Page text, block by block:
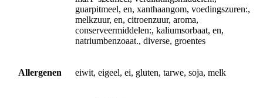
guarpitmeel, en, xanthaangom, voedingszuren:,
melkzuur, en, citroenzuur, aroma,
conserveermiddelen:, kaliumsorbaat, en,
natriumbenzoaat., diverse, groentes
Allergenen eiwit, eigeel, ei, gluten, tarwe, soja, melk